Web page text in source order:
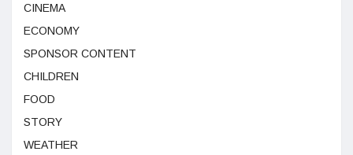
CINEMA
ECONOMY
SPONSOR CONTENT
CHILDREN
FOOD
STORY
WEATHER